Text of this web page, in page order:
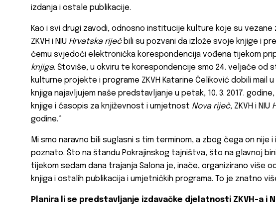
izdanja i ostale publikacije.
Kao i svi drugi zavodi, odnosno institucije kulture koje su vezane
ZKVH i NIU Hrvatska riječbili su pozvani da izlože svoje knjige i
čemu svjedoči elektronička korespondencija vođena tijekom
knjiga. Štoviše, u okviru te korespondencije smo 24. veljače od
kulturne projekte i programe ZKVH Katarine Čeliković dobili mail u
knjiga najavljujem naše predstavljanje u petak, 10. 3. 2017.
knjige i časopis za književnost i umjetnost Nova riječ, ZKVH i NIU
godine.“
Mi smo naravno bili suglasni s tim terminom, a zbog čega on nije
poznato. Što na štandu Pokrajinskog tajništva, što na glavnoj
tijekom sedam dana trajanja Salona je, inače, organizirano više
knjiga i ostalih publikacija i umjetničkih programa. To je znatno
Planira li se predstavljanje izdavačke djelatnosti ZKVH-a i